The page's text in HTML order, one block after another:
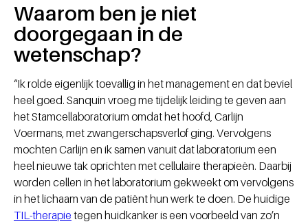
Waarom ben je niet
doorgegaan in de
wetenschap?
“Ik rolde eigenlijk toevallig in het management en dat beviel
heel goed. Sanquin vroeg me tijdelijk leiding te geven aan
het Stamcellaboratorium omdat het hoofd, Carlijn
Voermans, met zwangerschapsverlof ging. Vervolgens
mochten Carlijn en ik samen vanuit dat laboratorium een
heel nieuwe tak oprichten met cellulaire therapieën. Daarbij
worden cellen in het laboratorium gekweekt om vervolgens
in het lichaam van de patiënt hun werk te doen. De huidige
TIL-therapie tegen huidkanker is een voorbeeld van zo’n